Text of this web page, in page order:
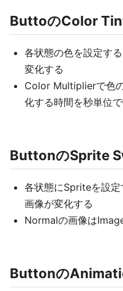
ButtoのColor
各状態の色を設定す
変化する
Color Multiplierで色
化する時間を秒単位
ButtonのSprite
各状態にSpriteを設
画像が変化する
Normalの画像は
Buttonの